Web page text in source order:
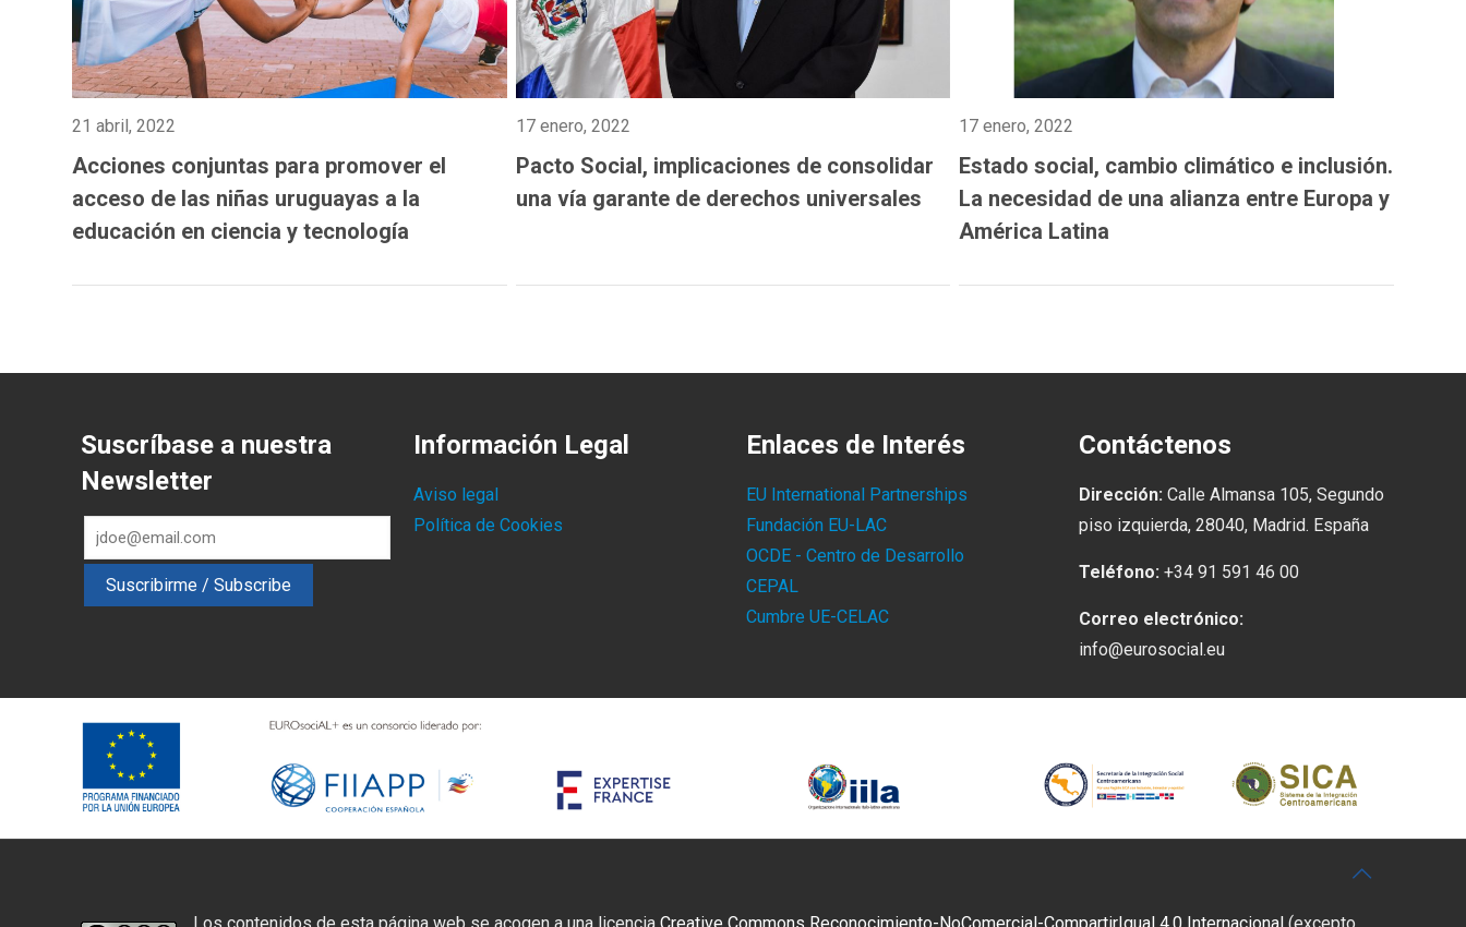
21 abril, 2022
Acciones conjuntas para promover el
acceso de las niñas uruguayas a la
educación en ciencia y tecnología
17 enero, 2022
Pacto Social, implicaciones de consolidar
una vía garante de derechos universales
17 enero, 2022
Estado social, cambio climático e inclusión.
La necesidad de una alianza entre Europa y
América Latina
Suscríbase a nuestra
Newsletter
Información Legal
Aviso legal
Política de Cookies
Enlaces de Interés
EU International Partnerships
Fundación EU-LAC
OCDE - Centro de Desarrollo
CEPAL
Cumbre UE-CELAC
Contáctenos
Dirección: Calle Almansa 105, Segundo
piso izquierda, 28040, Madrid. España
Teléfono: +34 91 591 46 00
Correo electrónico:
info@eurosocial.eu
Los contenidos de esta página web se acogen a una licenciaCreative Commons Reconocimiento-NoComercial-CompartirIgual 4.0 Internacional (excepto